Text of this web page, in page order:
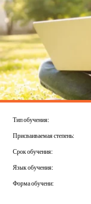
Тип обучения:
Присваиваемая степень:
Срок обучения:
Язык обучения:
Форма обучени: